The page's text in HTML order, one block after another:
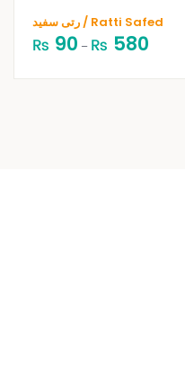
رتی سفید / Ratti Safed
₨ 90 – ₨ 580